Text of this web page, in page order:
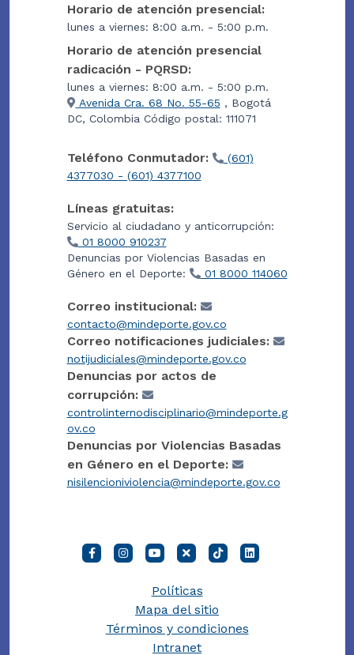
Horario de atención presencial:
lunes a viernes: 8:00 a.m. - 5:00 p.m.
Horario de atención presencial
radicación - PQRSD:
lunes a viernes: 8:00 a.m. - 5:00 p.m.
Avenida Cra. 68 No. 55-65 , Bogotá
DC, Colombia Código postal: 111071
Teléfono Conmutador:
(601)
4377030 - (601) 4377100
Líneas gratuitas:
Servicio al ciudadano y anticorrupción:
01 8000 910237
Denuncias por Violencias Basadas en
Género en el Deporte:
01 8000 114060
Correo institucional:
contacto@mindeporte.gov.co
Correo notificaciones judiciales:
notijudiciales@mindeporte.gov.co
Denuncias por actos de
corrupción:
controlinternodisciplinario@mindeporte.g
ov.co
Denuncias por Violencias Basadas
en Género en el Deporte:
nisilencioniviolencia@mindeporte.gov.co
Políticas
Mapa del sitio
Términos y condiciones
Intranet